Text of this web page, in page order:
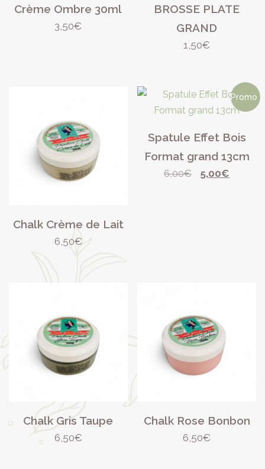
Crème Ombre 30ml
3,50€
BROSSE PLATE
GRAND
1,50€
Chalk Crème de Lait
6,50€
Promo !
Spatule Effet Bois
Format grand 13cm
6,00€
Le
5,00€
Chalk Gris Taupe
6,50€
Chalk Rose Bonbon
6,50€